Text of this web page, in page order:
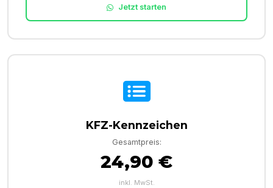
Jetzt starten
KFZ-Kennzeichen
Gesamtpreis:
24,90 €
inkl. MwSt.